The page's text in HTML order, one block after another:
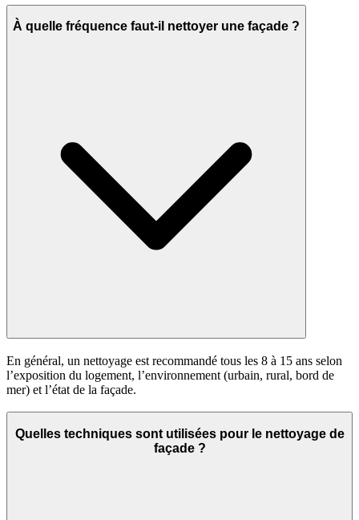
À quelle fréquence faut-il nettoyer une façade ?
En général, un nettoyage est recommandé tous les 8 à 15 ans selon
l’exposition du logement, l’environnement (urbain, rural, bord de
mer) et l’état de la façade.
Quelles techniques sont utilisées pour le nettoyage de
façade ?